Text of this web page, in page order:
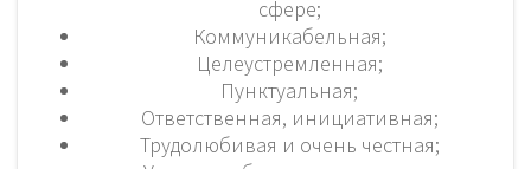
сфере;
Коммуникабельная;
Целеустремленная;
Пунктуальная;
Ответственная, инициативная;
Трудолюбивая и очень честная;